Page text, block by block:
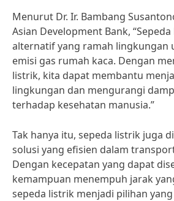
Menurut Dr. Ir. Bambang
Asian Development Bank,
alternatif yang ramah lingkungan
emisi gas rumah kaca. Dengan
listrik, kita dapat membantu
lingkungan dan mengurangi
terhadap kesehatan manusia.”
Tak hanya itu, sepeda listrik juga
solusi yang efisien dalam
Dengan kecepatan yang dapat
kemampuan menempuh jarak
sepeda listrik menjadi pilihan